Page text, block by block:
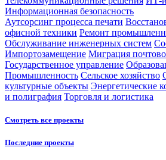
Информационная безопасность
Аутсорсинг процесса печати
офисной техники Ремонт
Обслуживание инженерных систем
Импортозамещение Миграция
Государственное управление
Промышленность Сельское хозяйство
культурные объекты Энергетические
и полиграфия Торговля и логистика
Смотреть все проекты
Последние проекты